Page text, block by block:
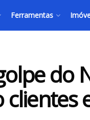
Ferramentas
do
clientes